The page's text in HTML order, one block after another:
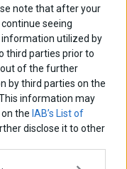
note that after your
seeing
utilized by
third parties prior to
of the further
by third parties on the
information may
the IAB’s List of
disclose it to other
ΕΠΟΜΕΝΟ ΑΡΘΡΟ
Οι οικονομίες
των ΗΠΑ και της
συντονίζονται